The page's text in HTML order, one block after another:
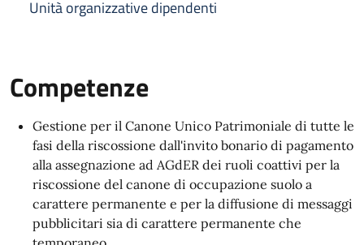
Unità organizzative dipendenti
Competenze
Gestione per il Canone Unico Patrimoniale di tutte le
fasi della riscossione dall'invito bonario di pagamento
alla assegnazione ad AGdER dei ruoli coattivi per la
riscossione del canone di occupazione suolo a
carattere permanente e per la diffusione di messaggi
pubblicitari sia di carattere permanente che